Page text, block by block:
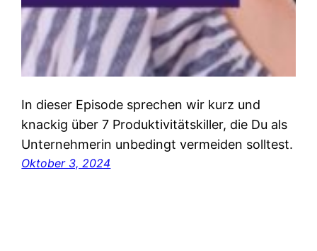
In dieser Episode sprechen wir kurz und
knackig über 7 Produktivitätskiller, die Du als
Unternehmerin unbedingt vermeiden solltest.
Oktober 3, 2024